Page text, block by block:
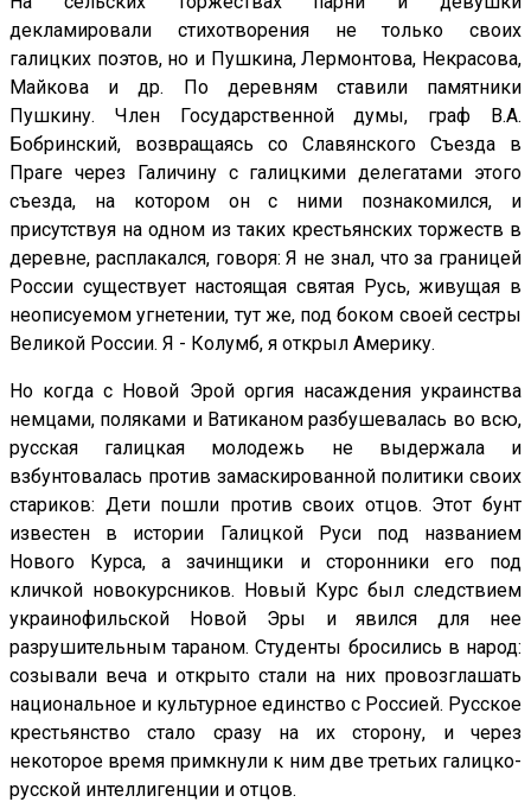
декламировали стихотворения не только своих
галицких поэтов, но и Пушкина, Лермонтова, Некрасова,
Майкова и др. По деревням ставили памятники
Пушкину. Член Государственной думы, граф В.А.
Бобринский, возвращаясь со Славянского Съезда в
Праге через Галичину с галицкими делегатами этого
съезда, на котором он с ними познакомился, и
присутствуя на одном из таких крестьянских торжеств в
деревне, расплакался, говоря: Я не знал, что за границей
России существует настоящая святая Русь, живущая в
неописуемом угнетении, тут же, под боком своей сестры
Великой России. Я - Колумб, я открыл Америку.
Но когда с Новой Эрой оргия насаждения украинства
немцами, поляками и Ватиканом разбушевалась во всю,
русская галицкая молодежь не выдержала и
взбунтовалась против замаскированной политики своих
стариков: Дети пошли против своих отцов. Этот бунт
известен в истории Галицкой Руси под названием
Нового Курса, а зачинщики и сторонники его под
кличкой новокурсников. Новый Курс был следствием
украинофильской Новой Эры и явился для нее
разрушительным тараном. Студенты бросились в народ:
созывали веча и открыто стали на них провозглашать
национальное и культурное единство с Россией. Русское
крестьянство стало сразу на их сторону, и через
некоторое время примкнули к ним две третьих галицко-
русской интеллигенции и отцов.